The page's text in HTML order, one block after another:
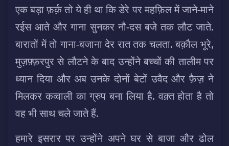
एक बड़ा फ़र्क़ तो ये ही था कि डेरे पर महफ़िल में जाने-माने
रईस आते और गाना सुनकर नौ-दस बजे तक लौट जाते.
बारातों में तो गाना-बजाना देर रात तक चलता. बक़ौल भूरे,
मुज़फ़्फ़रपुर से लौटने के बाद उन्होंने बच्चों की तालीम पर
ध्यान दिया और अब उनके दोनों बेटों उवैद और फ़ैज़ ने
मिलकर कव्वाली का ग्रुप बना लिया है. वक़्त होता है तो
वह भी साथ चले जाते हैं.
हमारे इसरार पर उन्होंने अपने घर से बाजा और ढोल